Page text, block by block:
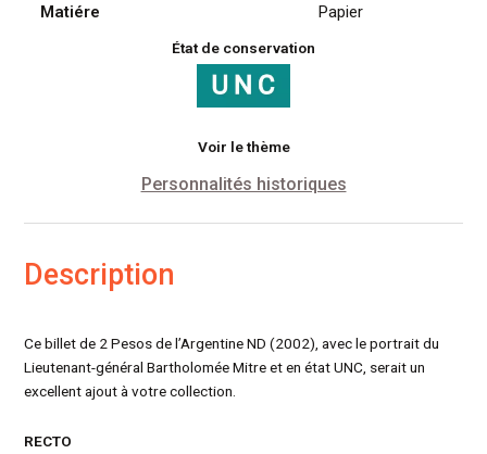
Matiére
Papier
État de conservation
Voir le thème
Personnalités historiques
Description
Ce billet de 2 Pesos de l’Argentine ND (2002), avec le portrait du
Lieutenant-général Bartholomée Mitre et en état UNC, serait un
excellent ajout à votre collection.
RECTO